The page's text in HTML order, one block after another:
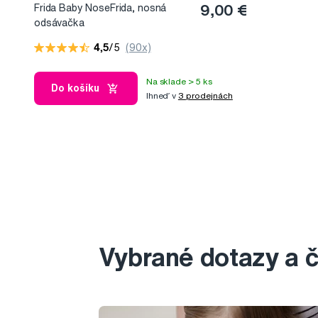
Frida Baby NoseFrida, nosná
odsávačka
9,00 €
4,5/5 (90x)
Do košíku
Na sklade > 5 ks
Ihneď v 3 prodejnách
Vybrané dotazy a